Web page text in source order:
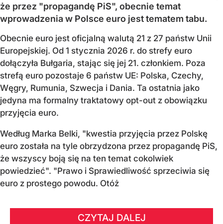
że przez "propagandę PiS", obecnie temat
wprowadzenia w Polsce euro jest tematem tabu.
Obecnie euro jest oficjalną walutą 21 z 27 państw Unii
Europejskiej. Od 1 stycznia 2026 r. do strefy euro
dołączyła Bułgaria, stając się jej 21. członkiem. Poza
strefą euro pozostaje 6 państw UE: Polska, Czechy,
Węgry, Rumunia, Szwecja i Dania. Ta ostatnia jako
jedyna ma formalny traktatowy opt-out z obowiązku
przyjęcia euro.
Według Marka Belki, "kwestia przyjęcia przez Polskę
euro została na tyle obrzydzona przez propagandę PiS,
że wszyscy boją się na ten temat cokolwiek
powiedzieć". "Prawo i Sprawiedliwość sprzeciwia się
euro z prostego powodu. Otóż
CZYTAJ DALEJ